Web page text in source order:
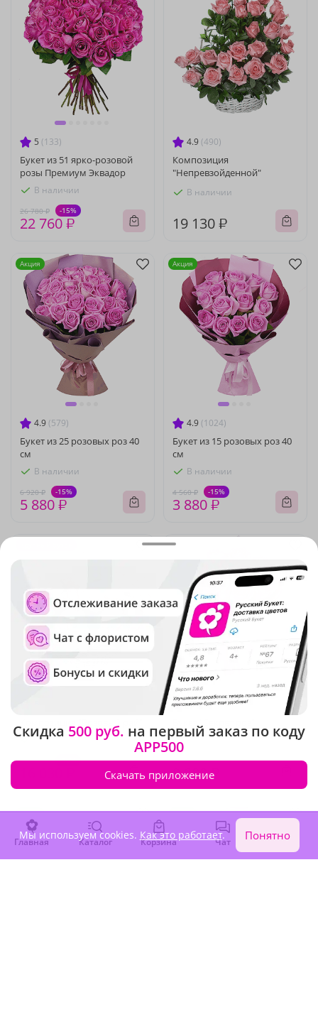
5 (133)
Букет из 51 ярко-розовой
розы Премиум Эквадор
В наличии
26 780 ₽ -15%
22 760 ₽
4.9 (490)
Композиция
"Непревзойденной"
В наличии
19 130 ₽
4.9 (579)
Букет из 25 розовых роз 40
см
В наличии
6 920 ₽ -15%
5 880 ₽
Акция
4.9 (1024)
Букет из 15 розовых роз 40
см
В наличии
4 560 ₽ -15%
3 880 ₽
Акция
В наличии
17 810 ₽ -10%
5(943)
2 800 ₽
Акция Акция
Главная Каталог Корзина Чат Войти
Скидка 500 руб. на первый заказ по коду
APP500
Скачать приложение
Мы используем cookies. Как это работает. Понятно